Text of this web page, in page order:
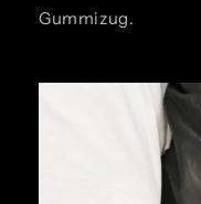
Gummizug.